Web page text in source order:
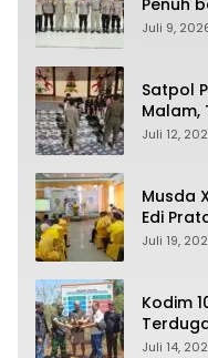
Penuh
Juli 9,
Satpol
Malam,
soal
Juli 12,
Musda
Edi
Partai
Juli 19,
Kodim
Sitaan
Juli 14,